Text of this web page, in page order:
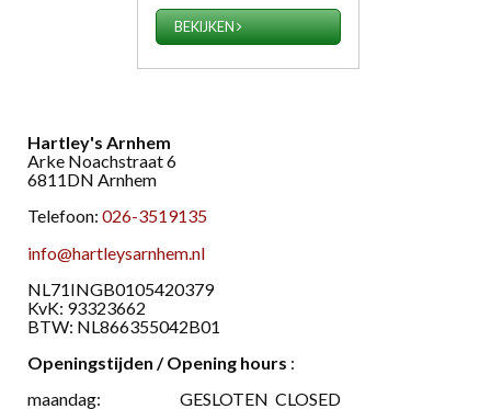
BEKIJKEN
Hartley's Arnhem
Arke Noachstraat 6
6811DN Arnhem
Telefoon: 026-3519135
info@hartleysarnhem.nl
​NL71INGB0105420379
KvK: 93323662
BTW: NL866355042B01
Openingstijden / Opening hours :
maandag:
GESLOTEN CLOSED